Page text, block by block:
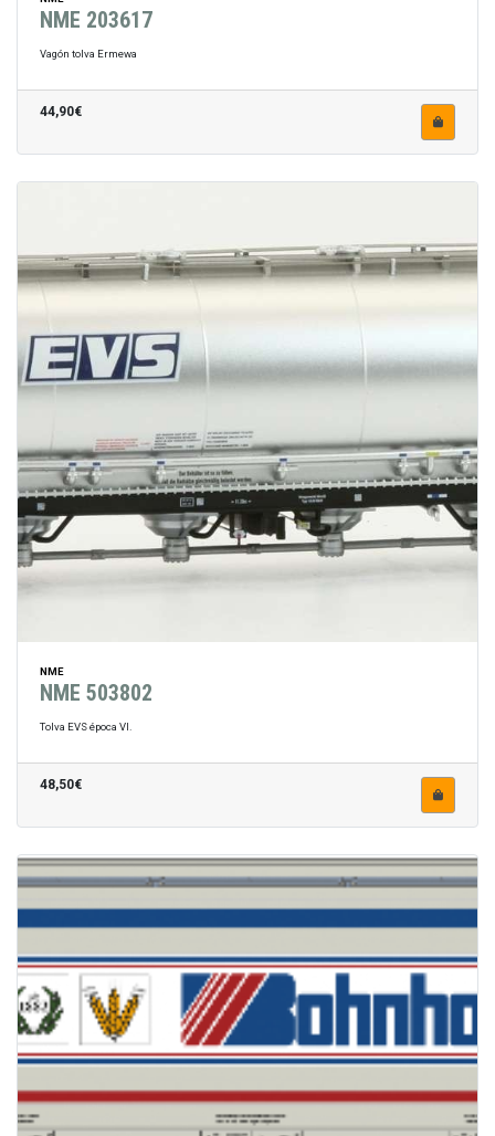
NME 203617
Vagón tolva Ermewa
44,90€
NME
NME 503802
Tolva EVS época VI.
48,50€